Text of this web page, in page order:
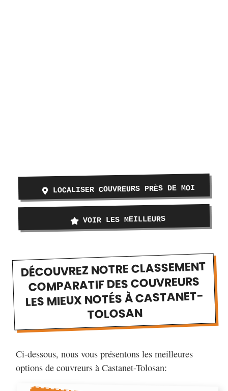
LOCALISER COUVREURS PRÈS DE MOI
VOIR LES MEILLEURS
DÉCOUVREZ NOTRE CLASSEMENT
COMPARATIF DES COUVREURS
LES MIEUX NOTÉS À CASTANET-
TOLOSAN
Ci-dessous, nous vous présentons les meilleures
options de couvreurs à Castanet-Tolosan: